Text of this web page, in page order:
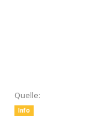
Quelle:
Info